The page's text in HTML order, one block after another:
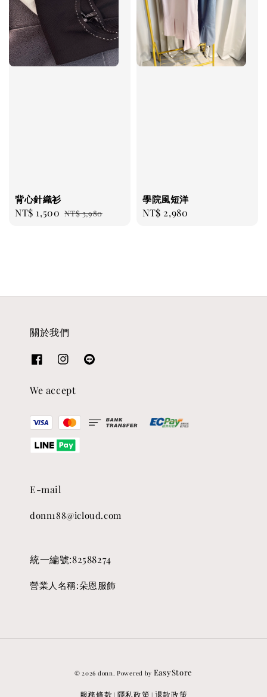
背心針織衫
Sale
NT$ 1,500 Regular
NT$ 3,980
學院風短洋
Regular
NT$ 2,980
關於我們
We accept
E-mail
donn188@icloud.com
統一編號:82588274
營業人名稱:朵恩服飾
© 2026 donn. Powered by EasyStore
服務條款 隱私政策 退款政策